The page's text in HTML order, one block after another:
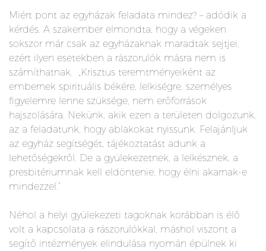
Miért pont az egyházak feladata mindez? – adódik a
kérdés. A szakember elmondta, hogy a végeken
sokszor már csak az egyházaknak maradtak sejtjei,
ezért ilyen esetekben a rászorulók másra nem is
számíthatnak. „Krisztus teremtményeiként az
embernek spirituális békére, lelkiségre, személyes
figyelemre lenne szüksége, nem erőforrások
hajszolására. Nekünk, akik ezen a területen dolgozunk,
az a feladatunk, hogy ablakokat nyissunk. Felajánljuk
az egyház segítségét, tájékoztatást adunk a
lehetőségekről. De a gyülekezetnek, a lelkésznek, a
presbitériumnak kell eldöntenie, hogy élni akarnak-e
mindezzel.”
Néhol a helyi gyülekezeti tagoknak korábban is élő
volt a kapcsolata a rászorulókkal, máshol viszont a
segítő intézmények elindulása nyomán épülnek ki